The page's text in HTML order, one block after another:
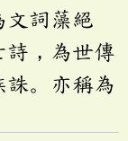
文詞藻絕
詩，為世傳
誅。亦稱為